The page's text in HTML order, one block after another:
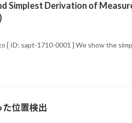
Simplest Derivation of
[ ID: sapt-1710-0001 ] We show the
位置検出